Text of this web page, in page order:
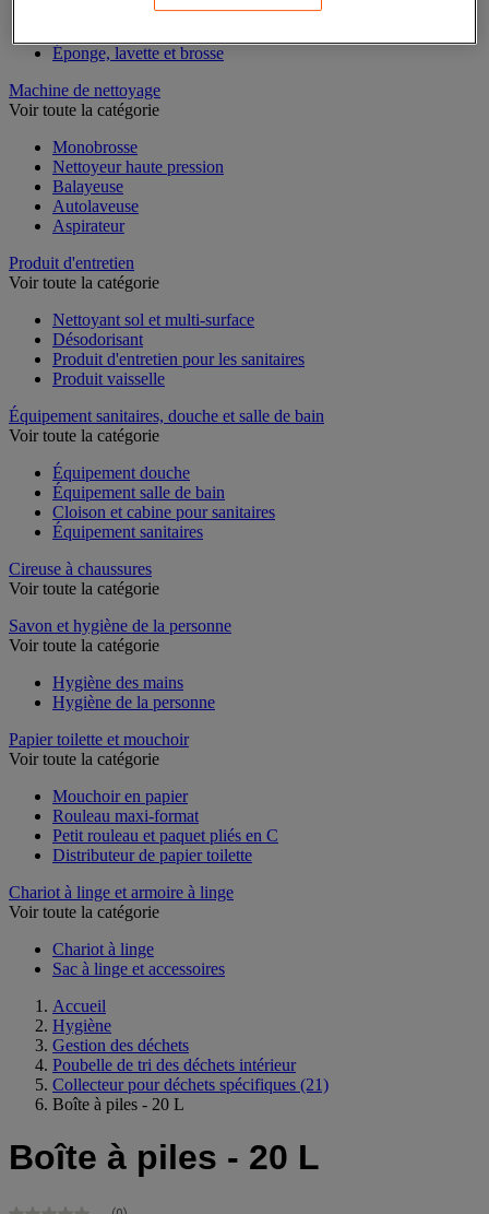
Seau et presse d'essorage
Éponge, lavette et brosse
Machine de nettoyage
Voir toute la catégorie
Monobrosse
Nettoyeur haute pression
Balayeuse
Autolaveuse
Aspirateur
Produit d'entretien
Voir toute la catégorie
Nettoyant sol et multi-surface
Désodorisant
Produit d'entretien pour les sanitaires
Produit vaisselle
Équipement sanitaires, douche et salle de bain
Voir toute la catégorie
Équipement douche
Équipement salle de bain
Cloison et cabine pour sanitaires
Équipement sanitaires
Cireuse à chaussures
Voir toute la catégorie
Savon et hygiène de la personne
Voir toute la catégorie
Hygiène des mains
Hygiène de la personne
Papier toilette et mouchoir
Voir toute la catégorie
Mouchoir en papier
Rouleau maxi-format
Petit rouleau et paquet pliés en C
Distributeur de papier toilette
Chariot à linge et armoire à linge
Voir toute la catégorie
Chariot à linge
Sac à linge et accessoires
Accueil
Hygiène
Gestion des déchets
Poubelle de tri des déchets intérieur
Collecteur pour déchets spécifiques (21)
Boîte à piles - 20 L
Boîte à piles - 20 L